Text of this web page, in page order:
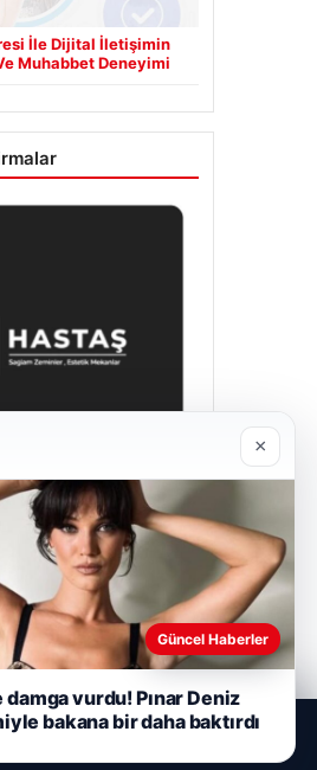
İle Dijital İletişimin
Muhabbet Deneyimi
Bürosu
×
Güncel Haberler
vurdu! Pınar Deniz
bakana bir daha baktırdı